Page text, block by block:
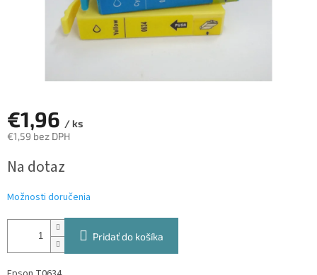
€1,96 / ks
€1,59 bez DPH
cena:
Na dotaz
Možnosti doručenia
Pridať do košíka